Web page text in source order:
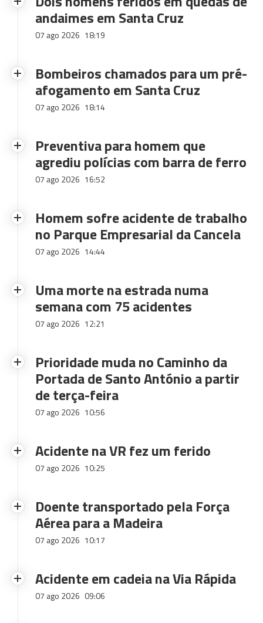
andaimes em Santa Cruz
07 ago 2026 18:19
Bombeiros chamados para um pré-
afogamento em Santa Cruz
07 ago 2026 18:14
Preventiva para homem que
agrediu polícias com barra de ferro
07 ago 2026 16:52
Homem sofre acidente de trabalho
no Parque Empresarial da Cancela
07 ago 2026 14:44
Uma morte na estrada numa
semana com 75 acidentes
07 ago 2026 12:21
Prioridade muda no Caminho da
Portada de Santo António a partir
de terça-feira
07 ago 2026 10:56
Acidente na VR fez um ferido
07 ago 2026 10:25
Doente transportado pela Força
Aérea para a Madeira
07 ago 2026 10:17
Acidente em cadeia na Via Rápida
07 ago 2026 09:06